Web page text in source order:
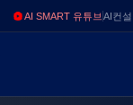
AI SMART 유튜브 AI컨